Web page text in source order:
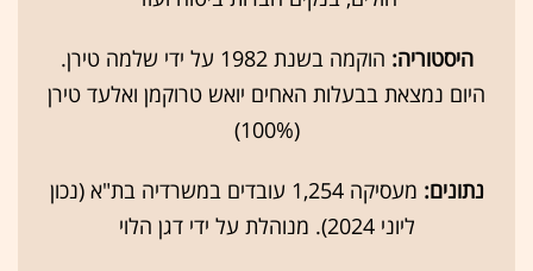
היסטוריה:
הוקמה בשנת 1982 על ידי שלמה טירן.
היום נמצאת בבעלות האחים יואש טרוקמן ואלעד טירן
(100%)
נתונים:
מעסיקה 1,254 עובדים במשרדיה בת"א (נכון
ליוני 2024). מנוהלת על ידי דגן הלוי